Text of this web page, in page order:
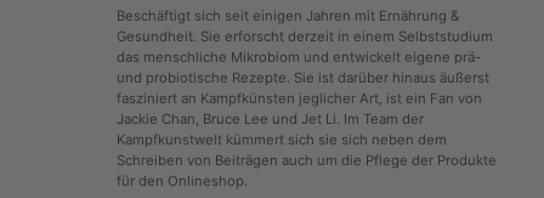
Beschäftigt sich seit einigen Jahren mit Ernährung &
Gesundheit. Sie erforscht derzeit in einem Selbststudium
das menschliche Mikrobiom und entwickelt eigene prä-
und probiotische Rezepte. Sie ist darüber hinaus äußerst
fasziniert an Kampfkünsten jeglicher Art, ist ein Fan von
Jackie Chan, Bruce Lee und Jet Li. Im Team der
Kampfkunstwelt kümmert sich sie sich neben dem
Schreiben von Beiträgen auch um die Pflege der Produkte
für den Onlineshop.